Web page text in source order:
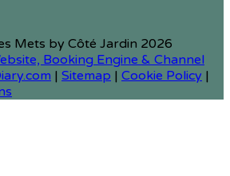
Mets by Côté Jardin 2026
Booking Engine & Channel
| Sitemap | Cookie Policy |